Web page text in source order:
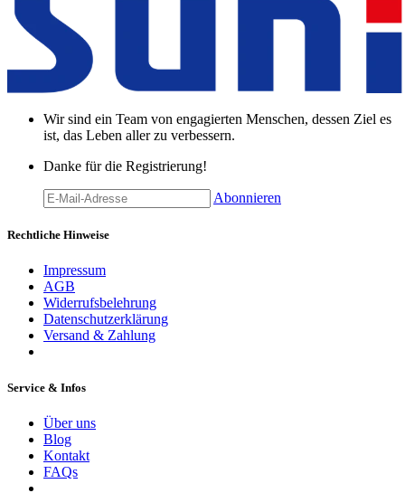
Wir sind ein Team von engagierten Menschen, dessen Ziel es
ist, das Leben aller zu verbessern.
Danke für die Registrierung!
Abonnieren
Rechtliche Hinweise
Impressum
AGB
Widerrufsbelehrung
Datenschutzerklärung
Versand & Zahlung
Service & Infos
Über uns
Blog
Kontakt
FAQs